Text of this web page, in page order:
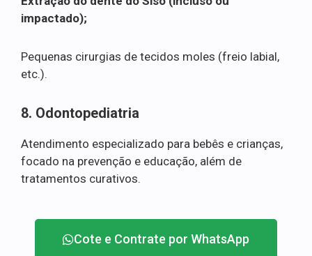
impactado);
Pequenas cirurgias de tecidos moles (freio labial,
etc.).
8. Odontopediatria
Atendimento especializado para bebês e crianças,
focado na prevenção e educação, além de
tratamentos curativos.
Cote e Contrate por WhatsApp